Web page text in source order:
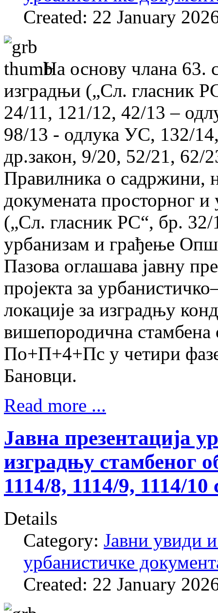
Created: 22 January
На основу члана 63.
изградњи („Сл. гласник
24/11, 121/12, 42/13 –
98/13 - одлука УС, 132/
др.закон, 9/20, 52/21, 62/
Правилника о садржини,
докумената просторног
(„Сл. гласник РС“, бр.
урбанизам и грађење
Пазова оглашава јавну
пројекта за
локације за изградњу
вишепородична стамбена
По+П+4+Пс у четири
Бановци.
Read more ...
Јавна презентација
изградњу стамбеног
1114/8, 1114/9, 1114/
Details
Category: Јавни увиди
урбанистичке
Created: 22 January